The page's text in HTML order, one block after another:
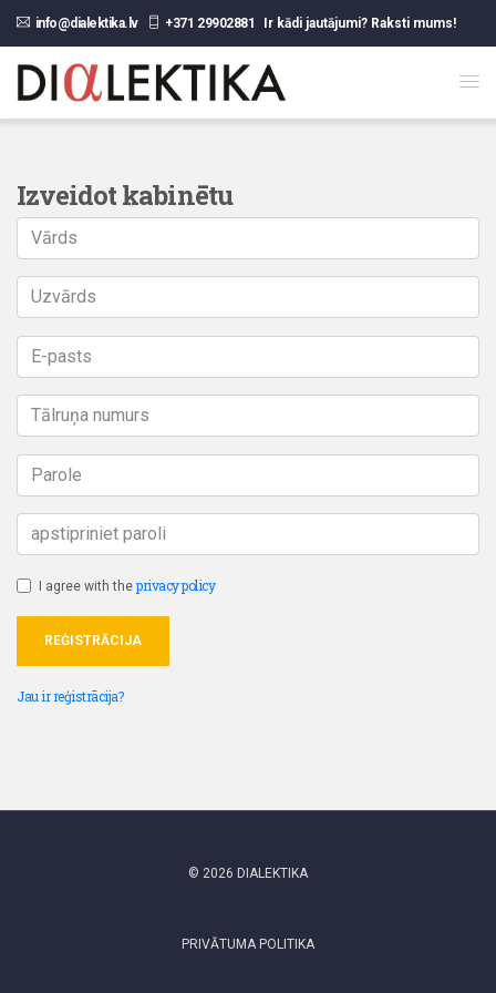
info@dialektika.lv +371 29902881 Ir kādi jautājumi? Raksti mums!
Izveidot kabinētu
I agree with theprivacy policy
REĠISTRĀCIJA
Jau ir reģistrācija?
© 2026 DIALEKTIKA
PRIVĀTUMA POLITIKA